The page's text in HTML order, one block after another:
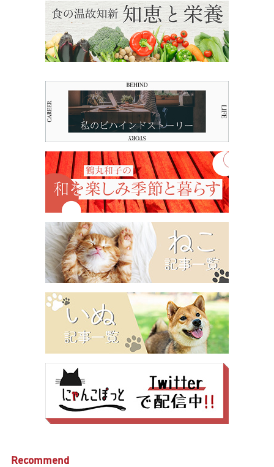
Recommend